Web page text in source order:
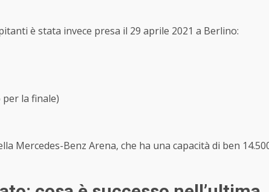
è stata invece presa il 29 aprile 2021 a Berlino:
la finale)
Mercedes-Benz Arena, che ha una capacità di ben